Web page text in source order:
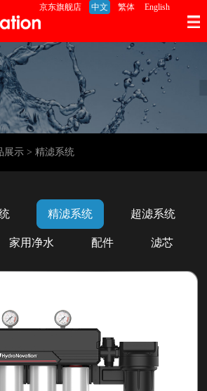
京东旗舰店 中文 繁体 English
展示 > 精滤系统
精滤系统 超滤系统
家用净水 配件 滤芯